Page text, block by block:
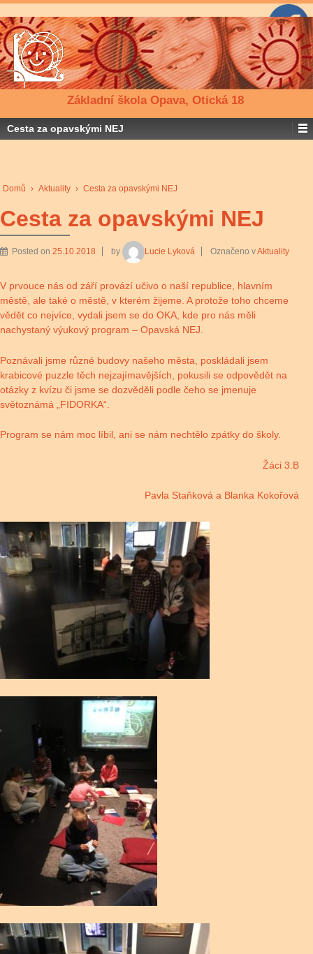
Základní škola Opava, Otická 18
Cesta za opavskými NEJ
Domů › Aktuality › Cesta za opavskými NEJ
Cesta za opavskými NEJ
Posted on 25.10.2018 by Lucie Lyková Označeno vAktuality
V prvouce nás od září provází učivo o naší republice, hlavním
městě, ale také o městě, v kterém žijeme. A protože toho chceme
vědět co nejvíce, vydali jsem se do OKA, kde pro nás měli
nachystaný výukový program – Opavská NEJ.
Poznávali jsme různé budovy našeho města, poskládali jsem
krabicové puzzle těch nejzajímavějších, pokusili se odpovědět na
otázky z kvízu či jsme se dozvěděli podle čeho se jmenuje
světoznámá „FIDORKA“.
Program se nám moc líbil, ani se nám nechtělo zpátky do školy.
Žáci 3.B
Pavla Staňková a Blanka Kokořová